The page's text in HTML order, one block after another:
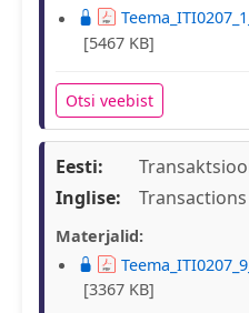
[5467 KB]
Otsi veebist
Eesti:
Inglise:
Materjalid:
[3367 KB]